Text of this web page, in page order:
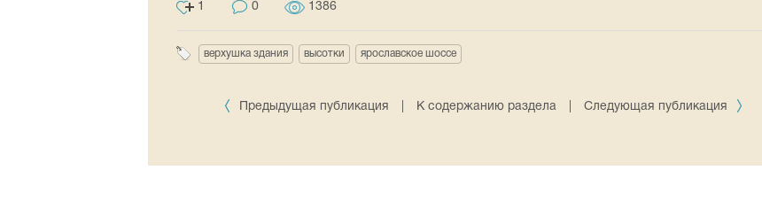
1 0 1386
верхушка здания высотки ярославское шоссе
Предыдущая публикация К содержанию раздела Следующая публикация